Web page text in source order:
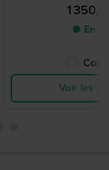
1
● En
Voir les